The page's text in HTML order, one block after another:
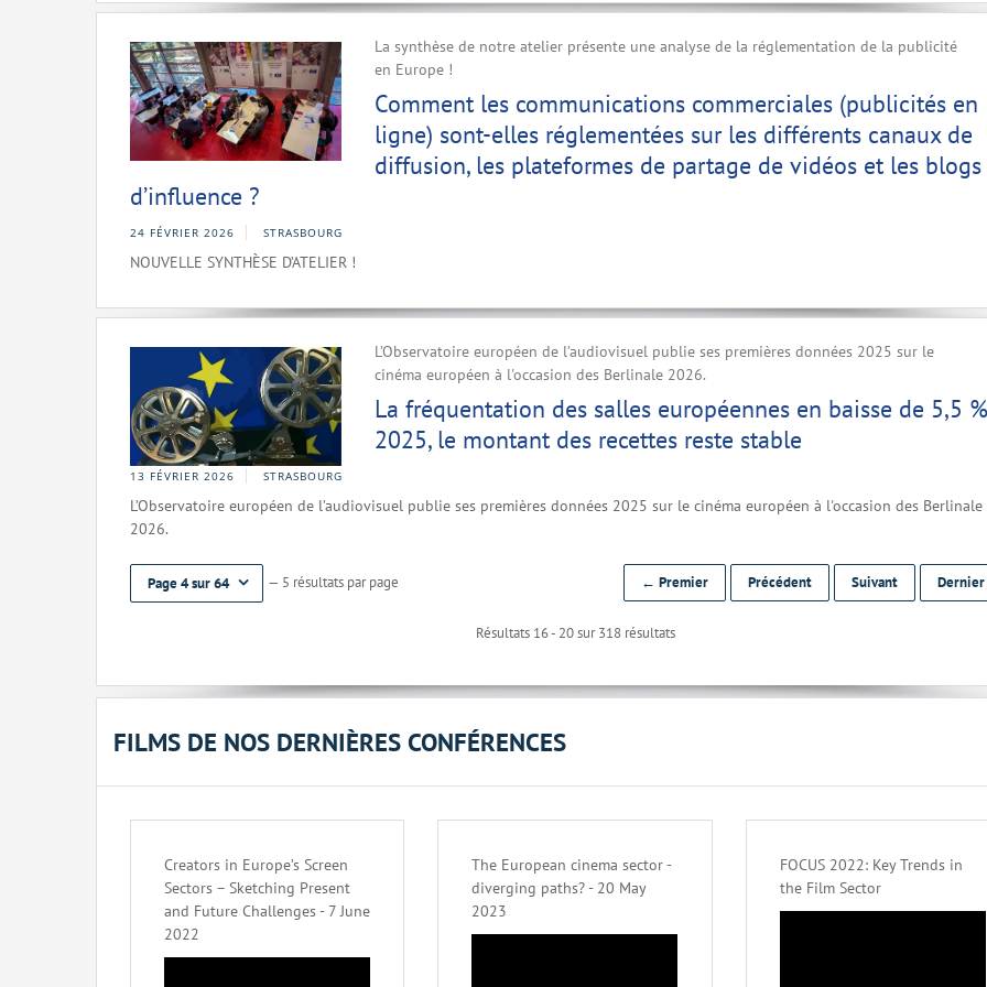
La synthèse de notre atelier présente une analyse de la réglementation de la publicité
en Europe !
Comment les communications commerciales (publicités en
ligne) sont-elles réglementées sur les différents canaux de
diffusion, les plateformes de partage de vidéos et les blogs
d’influence ?
24 FÉVRIER 2026 STRASBOURG
NOUVELLE SYNTHÈSE D’ATELIER !
L’Observatoire européen de l’audiovisuel publie ses premières données 2025 sur le
cinéma européen à l'occasion des Berlinale 2026.
La fréquentation des salles européennes en baisse de 5,5
2025, le montant des recettes reste stable
13 FÉVRIER 2026 STRASBOURG
L’Observatoire européen de l’audiovisuel publie ses premières données 2025 sur le cinéma européen à l'occasion des Berlinale
2026.
Page 4 sur 64 — 5 résultats par page
Résultats 16 - 20 sur 318 résultats
← Premier Précédent Suivant
FILMS DE NOS DERNIÈRES CONFÉRENCES
Creators in Europe’s Screen
Sectors – Sketching Present
and Future Challenges - 7 June
2022
The European cinema sector -
diverging paths? - 20 May
2023
FOCUS 2022: Key Trends in
the Film Sector